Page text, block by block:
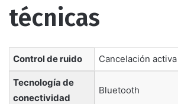
técnicas
Control de ruido ‎Cancelación
Tecnología de
conectividad
‎Bluetooth